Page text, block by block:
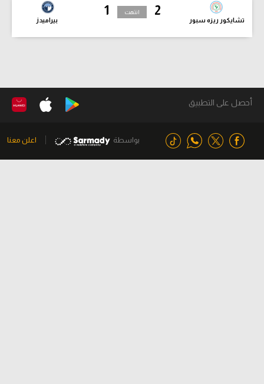
2
تشايكور ريزه سبور
1
بيراميدز
انتهت
أحصل على التطبيق
بواسطة اعلن معنا